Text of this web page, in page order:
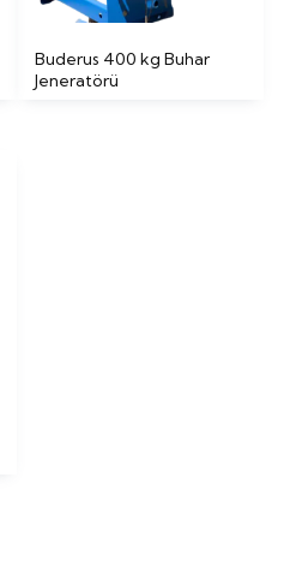
Buderus 400 kg Buhar
Jeneratörü